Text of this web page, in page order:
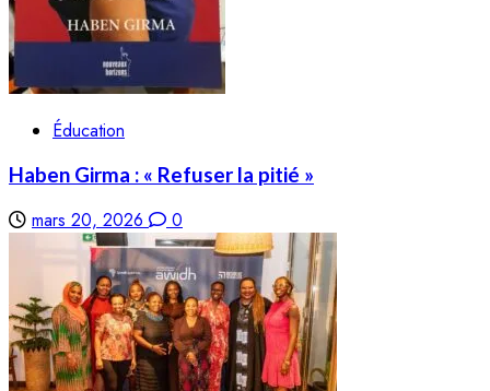
Éducation
Haben Girma : « Refuser la pitié »
mars 20, 2026 0